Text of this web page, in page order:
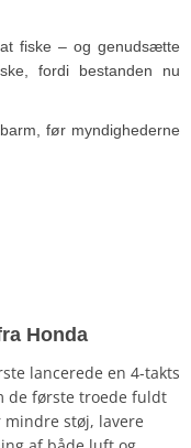
fiske – og genudsætte
fordi bestanden nu
før myndighederne
Honda
lancerede en 4-takts
de første troede fuldt
støj, lavere